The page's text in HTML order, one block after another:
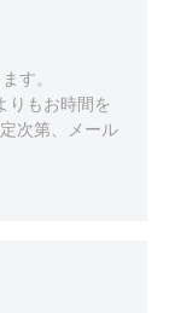
す。
りもお時間を
次第、メール